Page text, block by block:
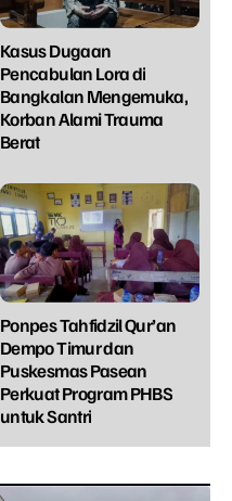
Kasus Dugaan
Pencabulan Lora di
Bangkalan Mengemuka,
Korban Alami Trauma
Berat
Ponpes Tahfidzil Qur’an
Dempo Timur dan
Puskesmas Pasean
Perkuat Program PHBS
untuk Santri